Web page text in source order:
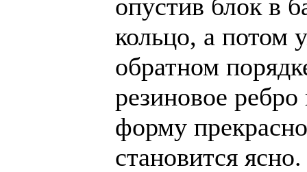
опустив блок в
кольцо, а потом
обратном
резиновое
форму
становится ясно.